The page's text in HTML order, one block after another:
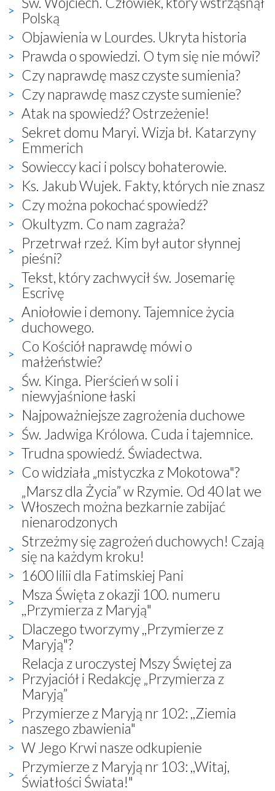
Polską
Objawienia w Lourdes. Ukryta historia
Prawda o spowiedzi. O tym się nie mówi?
Czy naprawdę masz czyste sumienia?
Czy naprawdę masz czyste sumienie?
Atak na spowiedź? Ostrzeżenie!
Sekret domu Maryi. Wizja bł. Katarzyny
Emmerich
Sowieccy kaci i polscy bohaterowie.
Ks. Jakub Wujek. Fakty, których nie znasz
Czy można pokochać spowiedź?
Okultyzm. Co nam zagraża?
Przetrwał rzeź. Kim był autor słynnej
pieśni?
Tekst, który zachwycił św. Josemarię
Escrivę
Aniołowie i demony. Tajemnice życia
duchowego.
Co Kościół naprawdę mówi o
małżeństwie?
Św. Kinga. Pierścień w soli i
niewyjaśnione łaski
Najpoważniejsze zagrożenia duchowe
Św. Jadwiga Królowa. Cuda i tajemnice.
Trudna spowiedź. Świadectwa.
Co widziała „mistyczka z Mokotowa"?
„Marsz dla Życia” w Rzymie. Od 40 lat we
Włoszech można bezkarnie zabijać
nienarodzonych
Strzeżmy się zagrożeń duchowych! Czają
się na każdym kroku!
1600 lilii dla Fatimskiej Pani
Msza Święta z okazji 100. numeru
,,Przymierza z Maryją"
Dlaczego tworzymy ,,Przymierze z
Maryją"?
Relacja z uroczystej Mszy Świętej za
Przyjaciół i Redakcję „Przymierza z
Maryją”
Przymierze z Maryją nr 102: ,,Ziemia
naszego zbawienia"
W Jego Krwi nasze odkupienie
Przymierze z Maryją nr 103: ,,Witaj,
Światłości Świata!"